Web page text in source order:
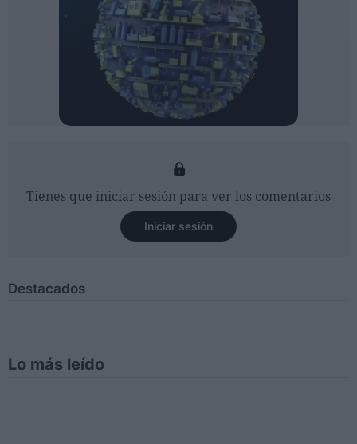
Tienes que iniciar sesión para ver los comentarios
Iniciar sesión
Destacados
Lo más leído